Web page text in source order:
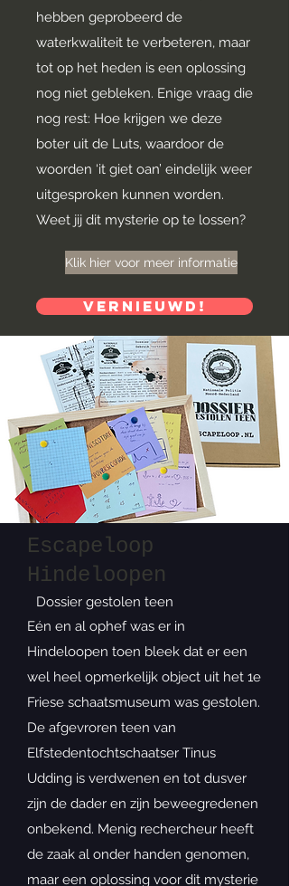
hebben geprobeerd de
waterkwaliteit te verbeteren, maar
tot op het heden is een oplossing
nog niet gebleken. Enige vraag die
nog rest: Hoe krijgen we deze
boter uit de Luts, waardoor de
woorden ‘it giet oan’ eindelijk weer
uitgesproken kunnen worden.
Weet jij dit mysterie op te lossen?
Klik hier voor meer informatie
Vernieuwd!
Escapeloop
Hindeloopen
Dossier gestolen teen
Eén en al ophef was er in
Hindeloopen toen bleek dat er een
wel heel opmerkelijk object uit het 1e
Friese schaatsmuseum was gestolen.
De afgevroren teen van
Elfstedentochtschaatser Tinus
Udding is verdwenen en tot dusver
zijn de dader en zijn beweegredenen
onbekend. Menig rechercheur heeft
de zaak al onder handen genomen,
maar een oplossing voor dit mysterie